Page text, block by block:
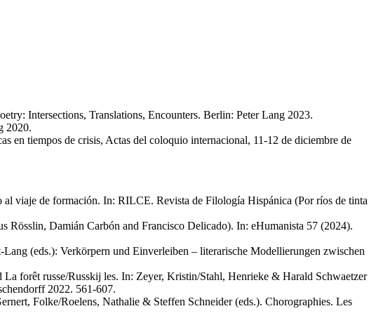
Intersections, Translations, Encounters. Berlin: Peter Lang 2023.
2020.
en tiempos de crisis, Actas del coloquio internacional, 11-12 de diciembre de
al viaje de formación. In: RILCE. Revista de Filología Hispánica (Por ríos de tinta
Damián Carbón and Francisco Delicado). In: eHumanista 57 (2024).
(eds.): Verkörpern und Einverleiben – literarische Modellierungen zwischen
forêt russe/Russkij les. In: Zeyer, Kristin/Stahl, Henrieke & Harald Schwaetzer
2022. 561-607.
Folke/Roelens, Nathalie & Steffen Schneider (eds.). Chorographies. Les